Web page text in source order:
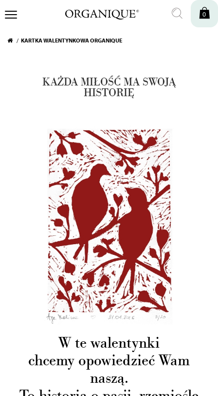
0
KARTKA WALENTYNKOWA ORGANIQUE
KAŻDA MIŁOŚĆ MA SWOJĄ
HISTORIĘ
W te walentynki
chcemy opowiedzieć Wam
naszą.